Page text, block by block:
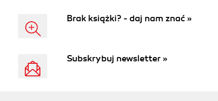
Brak książki? - daj nam znać »
Subskrybuj newsletter »